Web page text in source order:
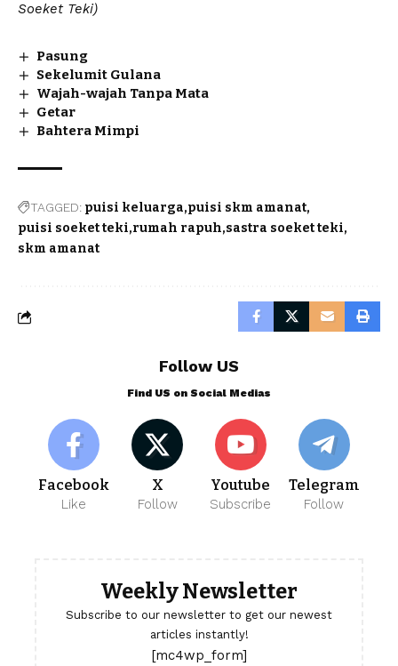
Soeket Teki)
Pasung
Sekelumit Gulana
Wajah-wajah Tanpa Mata
Getar
Bahtera Mimpi
TAGGED: puisi keluarga puisi skm amanat
puisi soeket teki rumah rapuh sastra soeket teki
skm amanat
Follow US
Find US on Social Medias
Facebook
Like
X
Follow
Youtube
Subscribe
Telegram
Follow
Weekly Newsletter
Subscribe to our newsletter to get our newest
articles instantly!
[mc4wp_form]